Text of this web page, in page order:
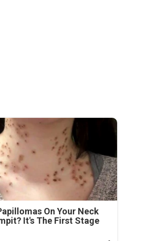
On Your Neck
It's The First Stage